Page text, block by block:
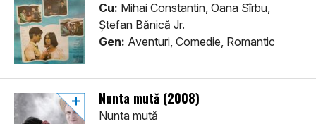
Cu: Mihai Constantin, Oana Sîrbu,
Ștefan Bănică Jr.
Gen: Aventuri, Comedie, Romantic
Nunta mută (2008)
Nunta mută